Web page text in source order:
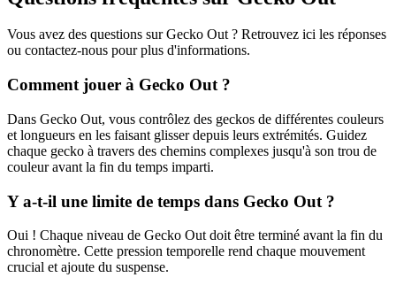
Vous avez des questions sur Gecko Out ? Retrouvez ici les réponses
ou contactez-nous pour plus d'informations.
Comment jouer à Gecko Out ?
Dans Gecko Out, vous contrôlez des geckos de différentes couleurs
et longueurs en les faisant glisser depuis leurs extrémités. Guidez
chaque gecko à travers des chemins complexes jusqu'à son trou de
couleur avant la fin du temps imparti.
Y a-t-il une limite de temps dans Gecko Out ?
Oui ! Chaque niveau de Gecko Out doit être terminé avant la fin du
chronomètre. Cette pression temporelle rend chaque mouvement
crucial et ajoute du suspense.